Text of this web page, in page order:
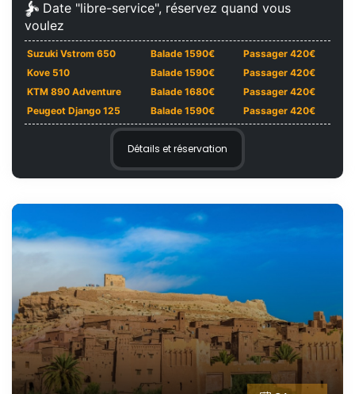
Date "libre-service", réservez quand vous
voulez
Suzuki Vstrom 650 Balade 1590€
Passager 420€
Kove 510
Balade 1590€
Passager 420€
KTM 890 Adventure
Balade 1680€
Passager 420€
Peugeot Django 125
Balade 1590€ Passager 420€
Détails et réservation